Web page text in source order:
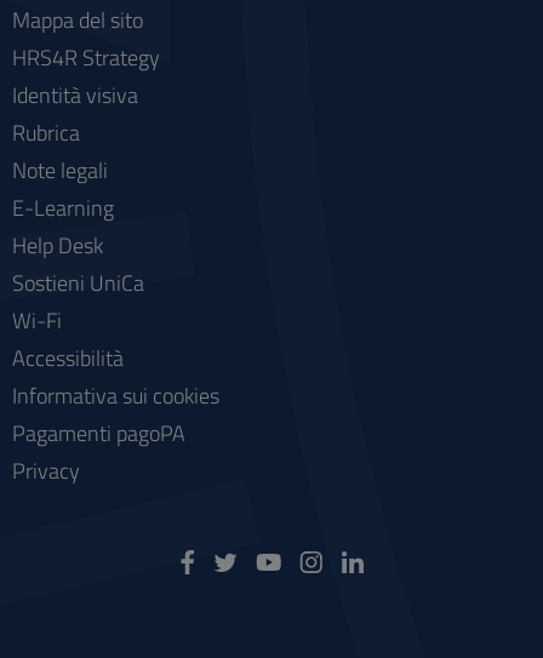
Mappa del sito
HRS4R Strategy
Identità visiva
Rubrica
Note legali
E-Learning
Help Desk
Sostieni UniCa
Wi-Fi
Accessibilità
Informativa sui cookies
Pagamenti pagoPA
Privacy